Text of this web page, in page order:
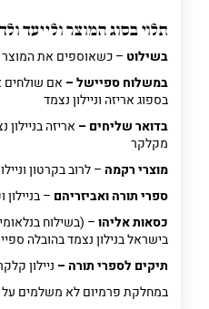
תלוי בסוג המוצר ולייעד
בשילוט – כשאוספים את המוצר
במשלוח ספיישל – אם שולחים
בספוג אריזה וניילון נצמד
בדואר שליחים – אריזה
מקלקר
מוצרי רקמה – לרוב בקרטון
ספרי תורה ואביזריהם –
כסאות אליהו– (בשילוח
בישראל בנילון נצמד בהובלה
תיקים לספרי תורה – ניילון
במחלקת פרמיוםלא משלמים על